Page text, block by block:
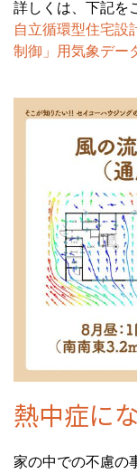
詳しくは、下記を
自立循環型住宅設
制御」用気象デー
熱中症に
家の中での不慮の